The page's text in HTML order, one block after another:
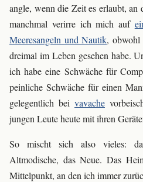
angle, wenn die Zeit es erlaubt, an
manchmal verirre ich mich auf
Meeresangeln und Nautik, obwohl
dreimal im Leben gesehen habe.
ich habe eine Schwäche für
peinliche Schwäche für einen
gelegentlich bei vavache
jungen Leute heute mit ihren
So mischt sich also vieles:
Altmodische, das Neue. Das
Mittelpunkt, an den ich immer